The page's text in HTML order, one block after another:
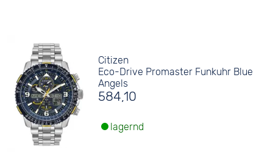
Citizen
Eco-Drive Promaster Funkuhr Blue
Angels
584,10
lagernd